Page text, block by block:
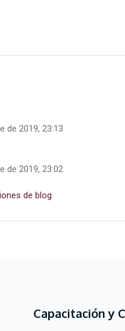
de 2019, 23:13
de 2019, 23:02
de blog
Capacitación y